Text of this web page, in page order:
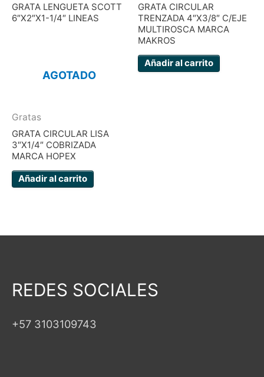
GRATA LENGUETA SCOTT
6″X2″X1-1/4″ LINEAS
GRATA CIRCULAR
TRENZADA 4″X3/8″ C/EJE
MULTIROSCA MARCA
MAKROS
Añadir al carrito
AGOTADO
Gratas
GRATA CIRCULAR LISA
3″X1/4″ COBRIZADA
MARCA HOPEX
Añadir al carrito
REDES SOCIALES
+57 3103109743